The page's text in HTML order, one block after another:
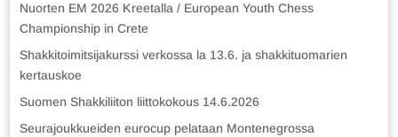
Nuorten EM 2026 Kreetalla / European Youth Chess
Championship in Crete
Shakkitoimitsijakurssi verkossa la 13.6. ja shakkituomarien
kertauskoe
Suomen Shakkiliiton liittokokous 14.6.2026
Seurajoukkueiden eurocup pelataan Montenegrossa